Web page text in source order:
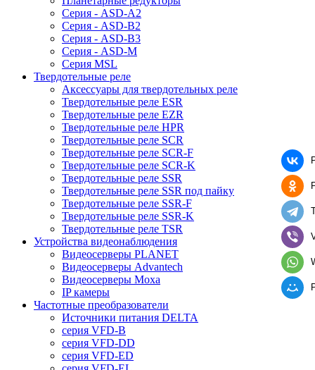
Серия - ASD-A2
Серия - ASD-B2
Серия - ASD-B3
Серия - ASD-M
Серия MSL
Твердотельные реле
Аксессуары для твердотельных реле
Твердотельные реле ESR
Твердотельные реле EZR
Твердотельные реле HPR
Твердотельные реле SCR
Твердотельные реле SCR-F
Твердотельные реле SCR-K
Твердотельные реле SSR
Твердотельные реле SSR под пайку
Твердотельные реле SSR-F
Твердотельные реле SSR-K
Твердотельные реле TSR
Устройства видеонаблюдения
Видеосерверы PLANET
Видеосерверы Advantech
Видеосерверы Moxa
IP камеры
Частотные преобразователи
Источники питания DELTA
серия VFD-B
серия VFD-DD
серия VFD-ED